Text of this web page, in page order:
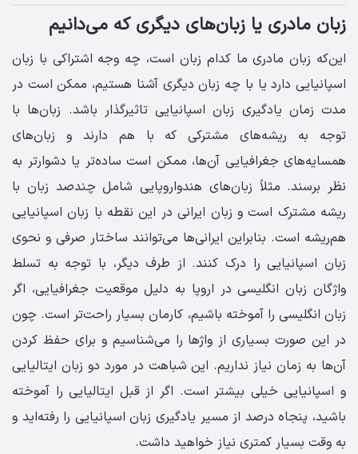
زبان مادری یا زبان‌های دیگری که می‌دانیم
این‌که زبان مادری ما کدام زبان است، چه وجه اشتراکی با زبان
اسپانیایی دارد یا با چه زبان دیگری آشنا هستیم، ممکن است در
مدت زمان یادگیری زبان اسپانیایی تاثیرگذار باشد. زبان‌ها با
توجه به ریشه‌های مشترکی که با هم دارند و زبان‌های
همسایه‌های جغرافیایی آن‌ها، ممکن است ساده‌تر یا دشوارتر به
نظر برسند. مثلاً زبان‌های هند‌و‌اروپایی شامل چندصد زبان با
ریشه مشترک است و زبان ایرانی در این نقطه با زبان اسپانیایی
هم‌ریشه است. بنابراین ایرانی‌ها می‌توانند ساختار صرفی و نحوی
زبان اسپانیایی را درک کنند. از طرف دیگر، با توجه به تسلط
واژگان زبان انگلیسی در اروپا به دلیل موقعیت جغرافیایی، اگر
زبان انگلیسی را آموخته باشیم، کارمان بسیار راحت‌تر است. چون
در این صورت بسیاری از واژ‌ها را می‌شناسیم و برای حفظ کردن
آن‌ها به زمان نیاز نداریم. این شباهت در مورد دو زبان ایتالیایی
و اسپانیایی خیلی بیشتر است. اگر از قبل ایتالیایی را آموخته
باشید، پنجاه درصد از مسیر یادگیری زبان اسپانیایی را رفته‌اید و
به وقت بسیار کمتری نیاز خواهید داشت.